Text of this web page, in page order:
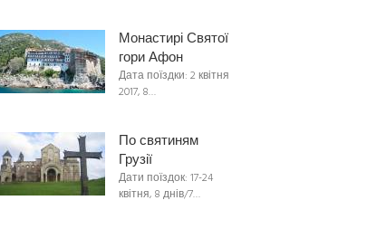
Монастирі Святої
гори Афон
Дата поїздки: 2 квітня
2017, 8…
По святиням
Грузії
Дати поїздок: 17-24
квітня, 8 днів/7…